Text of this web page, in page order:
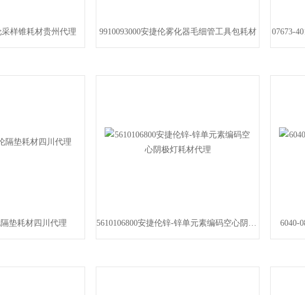
采样锥耗材贵州代理 9910093000安捷伦雾化器毛细管工具包耗材 07673-
垫耗材四川代理 5610106800安捷伦锌-锌单元素编码空心阴极灯耗材代理 6040-